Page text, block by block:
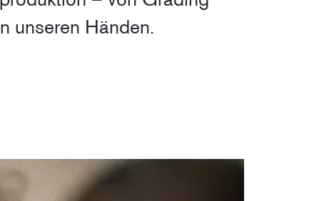
unseren Händen.